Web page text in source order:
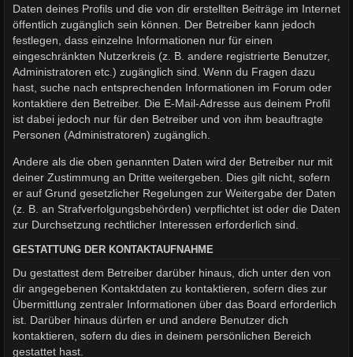
Daten deines Profils und die von dir erstellten Beiträge im Internet
öffentlich zugänglich sein können. Der Betreiber kann jedoch
festlegen, dass einzelne Informationen nur für einen
eingeschränkten Nutzerkreis (z. B. andere registrierte Benutzer,
Administratoren etc.) zugänglich sind. Wenn du Fragen dazu
hast, suche nach entsprechenden Informationen im Forum oder
kontaktiere den Betreiber. Die E-Mail-Adresse aus deinem Profil
ist dabei jedoch nur für den Betreiber und von ihm beauftragte
Personen (Administratoren) zugänglich.
Andere als die oben genannten Daten wird der Betreiber nur mit
deiner Zustimmung an Dritte weitergeben. Dies gilt nicht, sofern
er auf Grund gesetzlicher Regelungen zur Weitergabe der Daten
(z. B. an Strafverfolgungsbehörden) verpflichtet ist oder die Daten
zur Durchsetzung rechtlicher Interessen erforderlich sind.
GESTATTUNG DER KONTAKTAUFNAHME
Du gestattest dem Betreiber darüber hinaus, dich unter den von
dir angegebenen Kontaktdaten zu kontaktieren, sofern dies zur
Übermittlung zentraler Informationen über das Board erforderlich
ist. Darüber hinaus dürfen er und andere Benutzer dich
kontaktieren, sofern du dies in deinem persönlichen Bereich
gestattet hast.